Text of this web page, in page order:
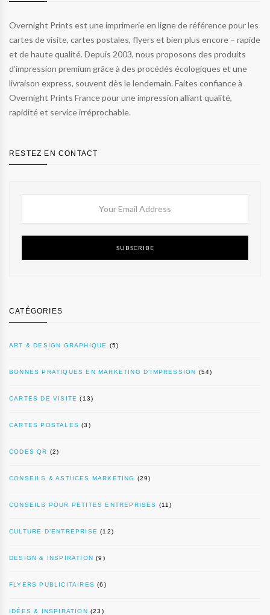
Overnight Prints est une imprimerie en ligne de référence pour les
cartes de visite, cartes postales, flyers et bien plus encore – rapide
et de haute qualité. Depuis 2003, nous proposons des produits
d’impression premium grâce à des procédés écologiques et une
livraison express, souvent dès le lendemain. Faites confiance à
Overnight Prints France pour une impression alliant qualité,
rapidité et service irréprochable.
RESTEZ EN CONTACT
SUBSCRIBE
CATÉGORIES
ART & DESIGN GRAPHIQUE (5)
BONNES PRATIQUES EN MARKETING D’IMPRESSION (54)
CARTES DE VISITE (13)
CARTES POSTALES (3)
CODES QR (2)
CONSEILS & ASTUCES MARKETING (29)
CONSEILS POUR PETITES ENTREPRISES (11)
CULTURE D’ENTREPRISE (12)
DESIGN & INSPIRATION (9)
FLYERS PUBLICITAIRES (6)
IDÉES & INSPIRATION (23)